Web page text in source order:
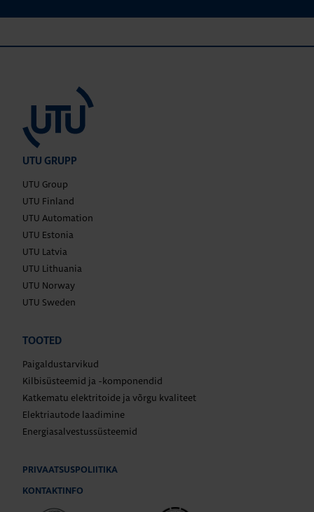
UTU GRUPP
UTU Group
UTU Finland
UTU Automation
UTU Estonia
UTU Latvia
UTU Lithuania
UTU Norway
UTU Sweden
TOOTED
Paigaldustarvikud
Kilbisüsteemid ja -komponendid
Katkematu elektritoide ja võrgu kvaliteet
Elektriautode laadimine
Energiasalvestussüsteemid
PRIVAATSUSPOLIITIKA
KONTAKTINFO